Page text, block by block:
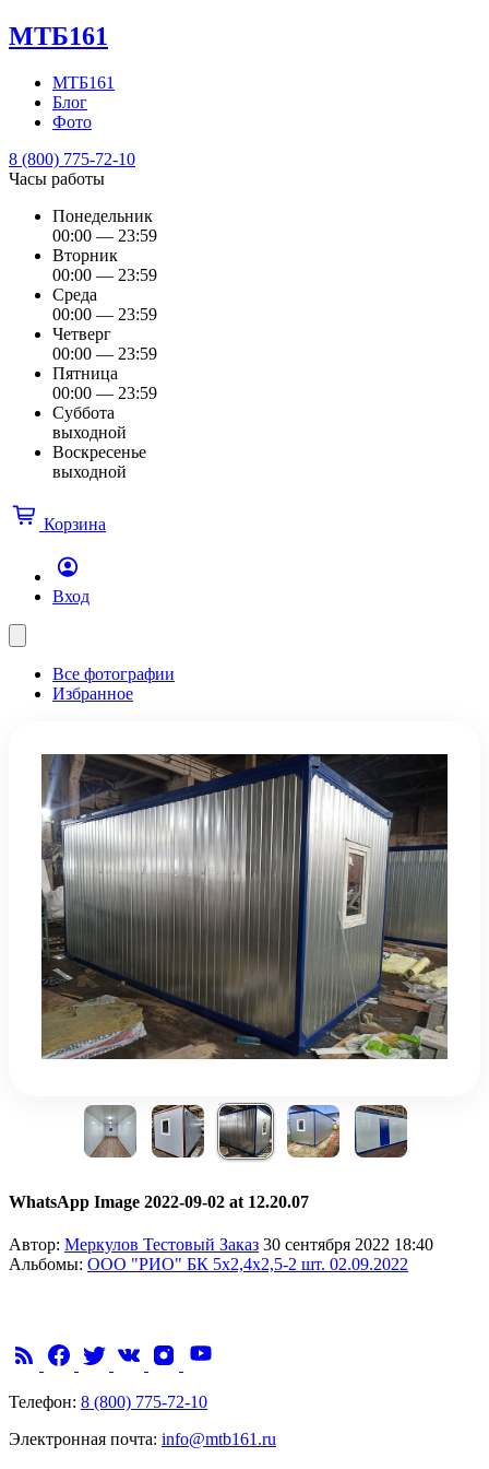
МТБ161
МТБ161
Блог
Фото
8 (800) 775-72-10
Часы работы
Понедельник
00:00 — 23:59
Вторник
00:00 — 23:59
Среда
00:00 — 23:59
Четверг
00:00 — 23:59
Пятница
00:00 — 23:59
Суббота
выходной
Воскресенье
выходной
Корзина
Вход
Все фотографии
Избранное
WhatsApp Image 2022-09-02 at 12.20.07
Автор: Меркулов Тестовый Заказ 30 сентября 2022 18:40
Альбомы: ООО "РИО" БК 5х2,4х2,5-2 шт. 02.09.2022
Телефон: 8 (800) 775-72-10
Электронная почта: info@mtb161.ru